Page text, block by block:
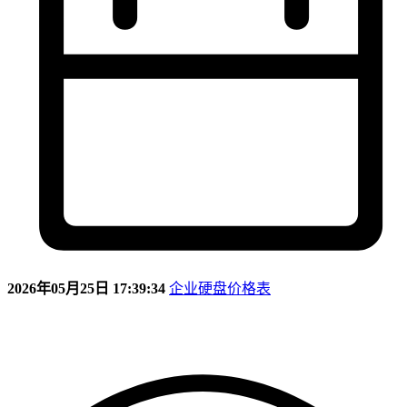
2026年05月25日 17:39:34 企业硬盘价格表